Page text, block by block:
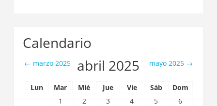
Calendario
← marzo 2025 abril 2025 mayo 2025 →
Lun Mar Mié Jue Vie Sáb
Dom
1
2 3 4 5 6